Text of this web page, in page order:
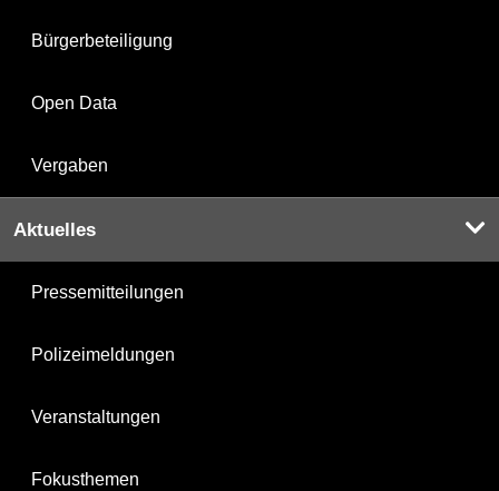
Bürgerbeteiligung
Open Data
Vergaben
Aktuelles
Pressemitteilungen
Polizeimeldungen
Veranstaltungen
Fokusthemen